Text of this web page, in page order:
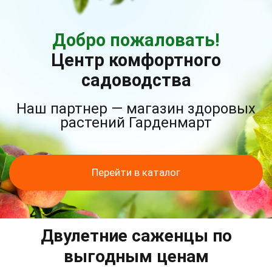
Добро пожаловать!
Центр комфортного
садоводства
Наш партнер — магазин здоровых
растений Гарденмарт
Перейти в каталог
Двулетние саженцы по
выгодным ценам